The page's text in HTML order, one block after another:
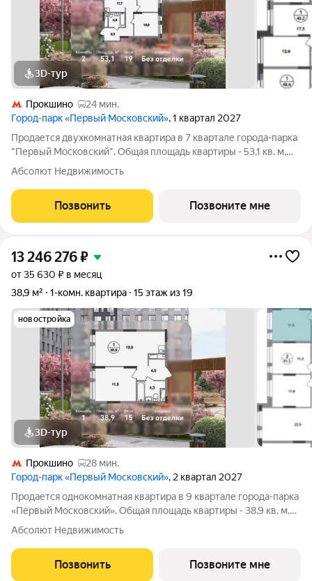
3D-тур
Прокшино
24 мин.
Город-парк «Первый Московский», 1 квартал 2027
Продается двухкомнатная квартира в 7 квартале города-парка
"Первый Московский". Общая площадь квартиры - 53,1 кв. м,
этаж 19 из 20. Срок сдачи - 1 квартал 2027 года. Тип дома -
монолитный. ТОЛЬКО ДО 31 АВГУСТА выгодные условия на
приобретение
Абсолют Недвижимость
Позвонить Позвоните мне
13 246 276₽
от 35 630 ₽ в месяц
38,9 м²
1-комн. квартира 15 этаж из 19
новостройка
3D-тур
Прокшино
28 мин.
Город-парк «Первый Московский», 2 квартал 2027
Продается однокомнатная квартира в 9 квартале города-парка
«Первый Московский». Общая площадь квартиры - 38,9 кв. м,
этаж 15 из 19. Срок сдачи - 2 квартал 2027 года. Тип дома -
монолитный. ТОЛЬКО ДО 31 АВГУСТА выгодные условия на
приобретение
Абсолют Недвижимость
Позвонить Позвоните мне